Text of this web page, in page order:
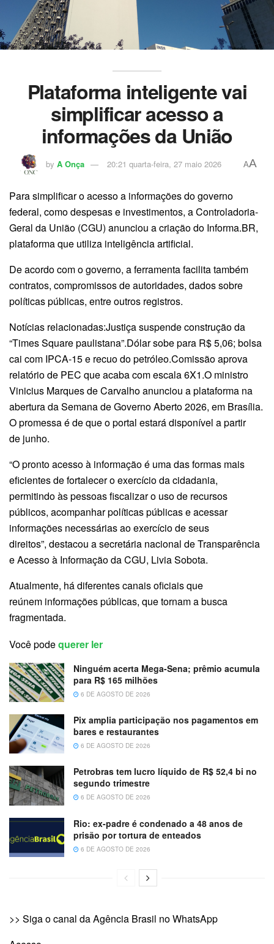
Plataforma inteligente vai
simplificar acesso a
informações da União
by A Onça 20:21 quarta-feira, 27 maio 2026 AA
Para simplificar o acesso a informações do governo
federal, como despesas e investimentos, a Controladoria-
Geral da União (CGU) anunciou a criação do Informa.BR,
plataforma que utiliza inteligência artificial.
De acordo com o governo, a ferramenta facilita também
contratos, compromissos de autoridades, dados sobre
políticas públicas, entre outros registros.
Notícias relacionadas:Justiça suspende construção da
“Times Square paulistana”.Dólar sobe para R$ 5,06; bolsa
cai com IPCA-15 e recuo do petróleo.Comissão aprova
relatório de PEC que acaba com escala 6X1.O ministro
Vinicius Marques de Carvalho anunciou a plataforma na
abertura da Semana de Governo Aberto 2026, em Brasília.
O promessa é de que o portal estará disponível a partir
de junho.
“O pronto acesso à informação é uma das formas mais
eficientes de fortalecer o exercício da cidadania,
permitindo às pessoas fiscalizar o uso de recursos
públicos, acompanhar políticas públicas e acessar
informações necessárias ao exercício de seus
direitos”, destacou a secretária nacional de Transparência
e Acesso à Informação da CGU, Livia Sobota.
Atualmente, há diferentes canais oficiais que
reúnem informações públicas, que tornam a busca
fragmentada.
Você podequerer ler
Ninguém acerta Mega-Sena; prêmio acumula
para R$ 165 milhões
6 DE AGOSTO DE 2026
Pix amplia participação nos pagamentos em
bares e restaurantes
6 DE AGOSTO DE 2026
Petrobras tem lucro líquido de R$ 52,4 bi no
segundo trimestre
6 DE AGOSTO DE 2026
Rio: ex-padre é condenado a 48 anos de
prisão por tortura de enteados
6 DE AGOSTO DE 2026
>> Siga o canal da Agência Brasil no WhatsApp​